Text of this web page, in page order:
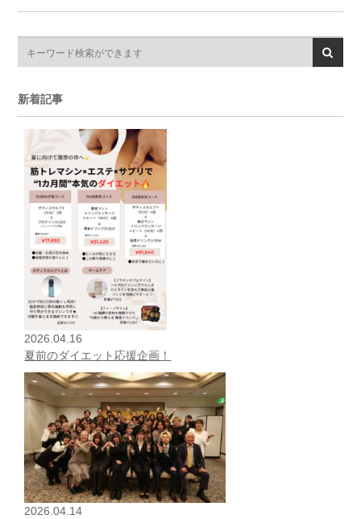
新着記事
2026.04.16
夏前のダイエット応援企画！
2026.04.14